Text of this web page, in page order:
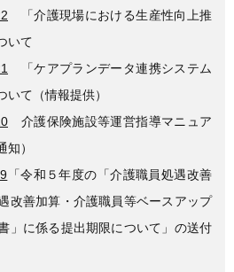
「介護現場における生産性向上推
いて
「ケアプランデータ連携システム
て（情報提供）
介護保険施設等運営指導マニュア
）
「令和５年度の「介護職員処遇改善
改善加算・介護職員等ベースアップ
」に係る提出期限について」の送付